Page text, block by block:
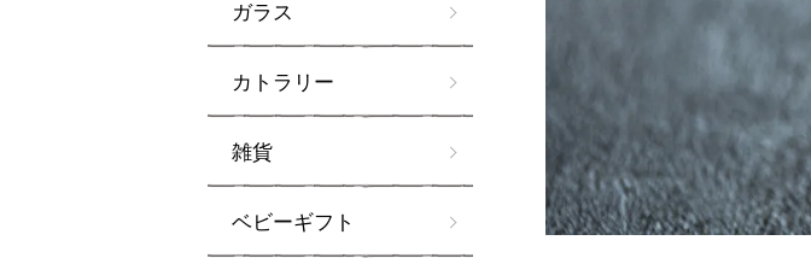
ガラス
カトラリー
雑貨
ベビーギフト